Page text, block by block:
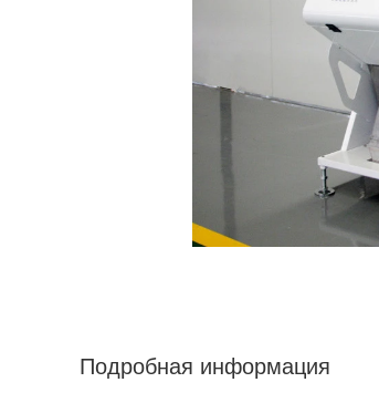
Подробная информация